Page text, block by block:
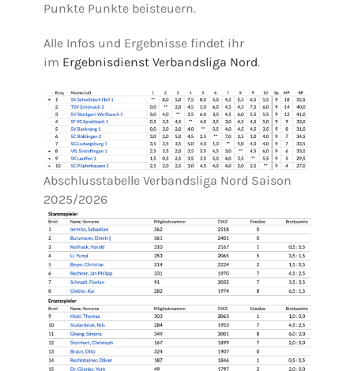
Punkte Punkte beisteuern.
Alle Infos und Ergebnisse findet ihr
im Ergebnisdienst Verbandsliga Nord.
Abschlusstabelle Verbandsliga Nord Saison
2025/2026